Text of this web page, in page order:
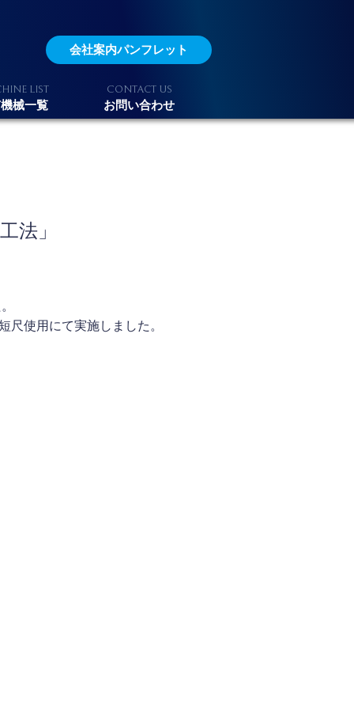
LIST
械一覧
CONTACT US
お問い合わせ
会社案内パンフレット
法」
使用にて実施しました。